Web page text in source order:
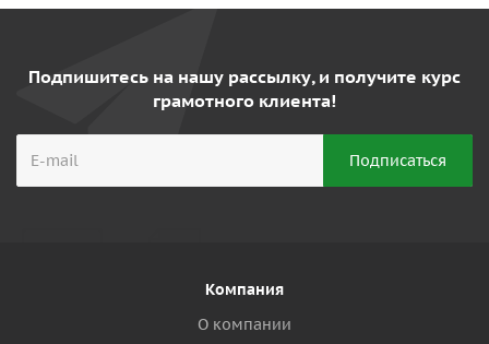
Подпишитесь на нашу рассылку, и получите курс
грамотного клиента!
Компания
О компании